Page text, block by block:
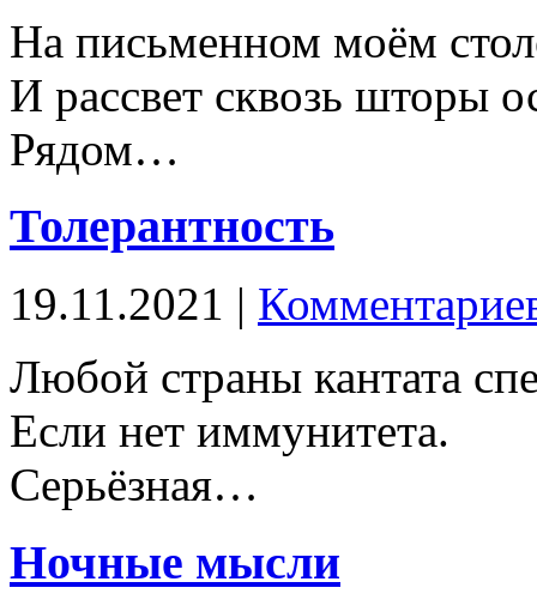
На письменном моём
И рассвет сквозь шторы
Рядом…
Толерантность
19.11.2021 |
Любой страны кантата
Если нет иммунитета.
Серьёзная…
Ночные мысли